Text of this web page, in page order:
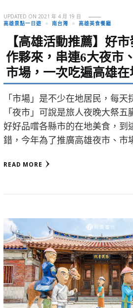
UPDATED ON 2021 年 4 月 19 日
高雄景點一日遊
南台灣 高雄美食餐廳
【高雄活動推薦】好
作夥來，串連6大夜市
市場，一次吃遍高雄在
「市場」是不少在地居民，每天
「夜市」可說是旅人夜晚大祭五
好好品嚐各縣市的在地美食，到
錯，今年為了推廣高雄夜市、市
READ MORE